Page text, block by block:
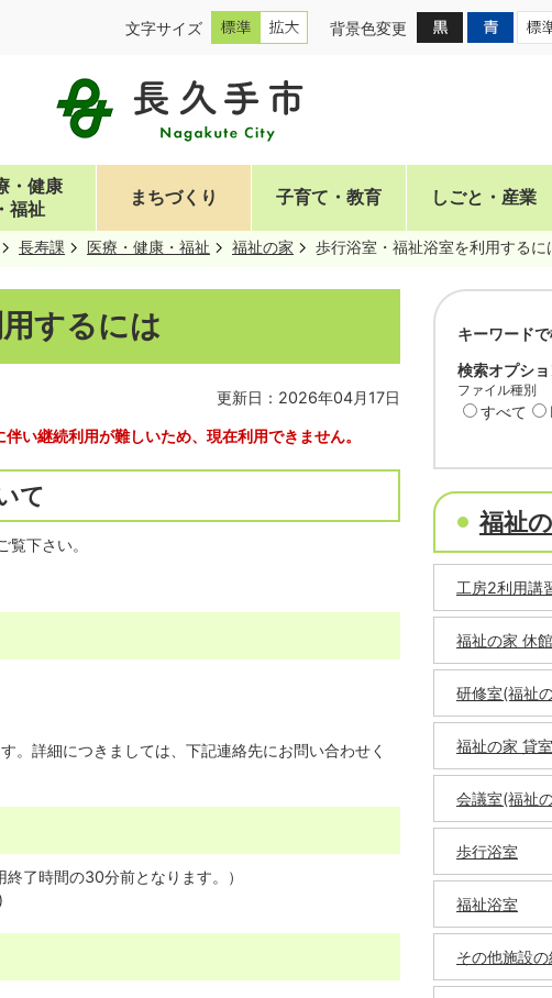
文字サイズ 背景色変更
・健康
・福祉
まちづくり 子育て・教育 しごと・産業
長寿課 医療・健康・福祉 福祉の家 歩行浴室・福祉浴室を利用するに
するには
更新日：2026年04月17日
い継続利用が難しいため、現在利用できません。
て
下さい。
。詳細につきましては、下記連絡先にお問い合わせく
了時間の30分前となります。）
キーワード
検索オプシ
ファイル種別
すべて
福祉
工房2利用講
福祉の家 休
研修室(福祉
福祉の家 貸
会議室(福祉
歩行浴室
福祉浴室
その他施設の